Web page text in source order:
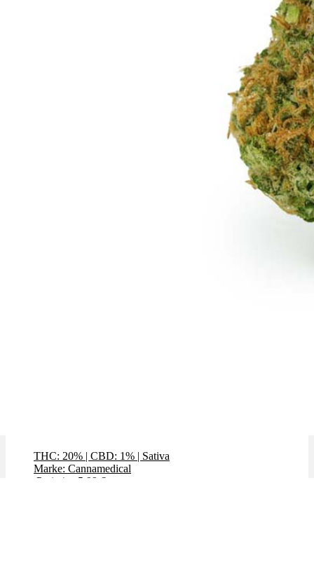
THC: 20% | CBD: 1% | Sativa
Marke: Cannamedical
Preis / g: 5,99 €